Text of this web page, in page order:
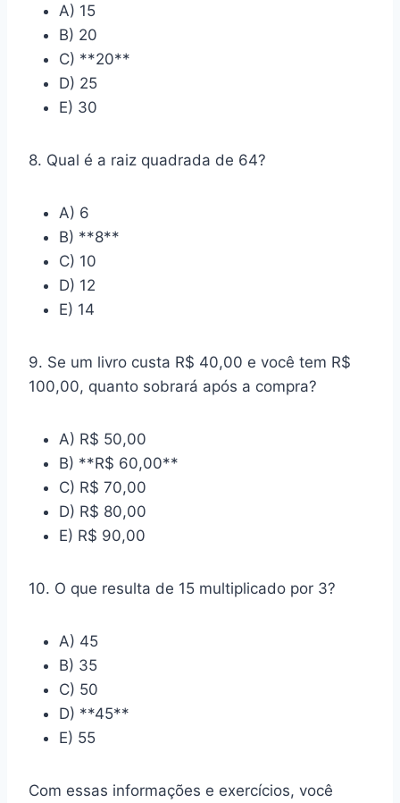
A) 15
B) 20
C) **20**
D) 25
E) 30
8. Qual é a raiz quadrada de 64?
A) 6
B) **8**
C) 10
D) 12
E) 14
9. Se um livro custa R$ 40,00 e você tem R$
100,00, quanto sobrará após a compra?
A) R$ 50,00
B) **R$ 60,00**
C) R$ 70,00
D) R$ 80,00
E) R$ 90,00
10. O que resulta de 15 multiplicado por 3?
A) 45
B) 35
C) 50
D) **45**
E) 55
Com essas informações e exercícios, você